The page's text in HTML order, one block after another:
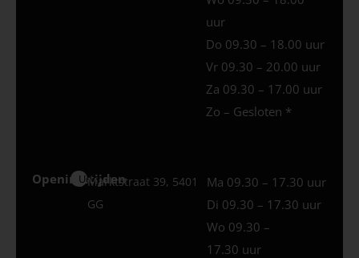
uur
Do 09.30 – 18.00 uur
Vr 09.30 – 20.00 uur
Za 09.30 – 17.00 uur
Zo – Gesloten *
Openingstijden
Uden
Marktstraat 39, 5401
GG
Ma 09.30 – 17.30 uur
Di 09.30 – 17.30 uur
Wo 09.30 –
17.30 uur